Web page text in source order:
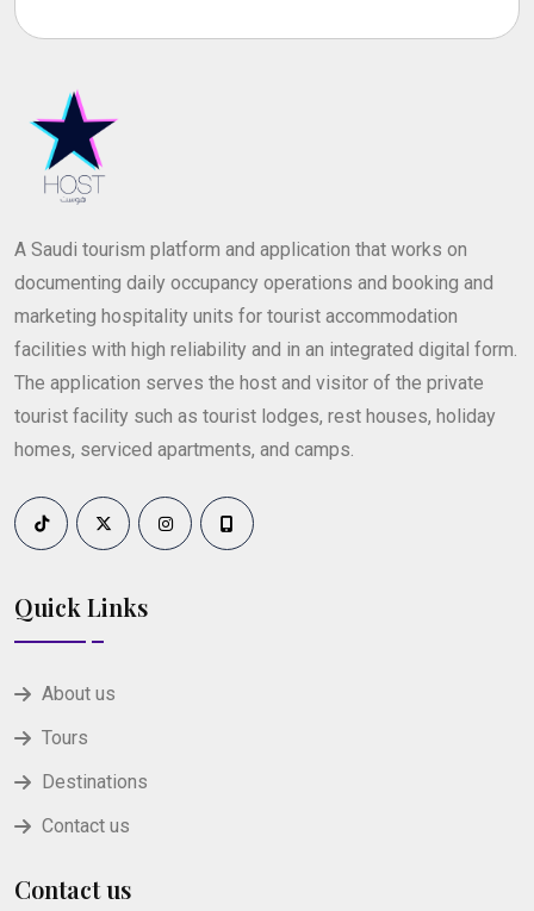
A Saudi tourism platform and application that works on
documenting daily occupancy operations and booking and
marketing hospitality units for tourist accommodation
facilities with high reliability and in an integrated digital form.
The application serves the host and visitor of the private
tourist facility such as tourist lodges, rest houses, holiday
homes, serviced apartments, and camps.
Quick Links
About us
Tours
Destinations
Contact us
Contact us